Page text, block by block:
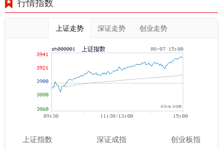
行情指数
上证走势 深证走势 创业走势
上证指数 深证成指 创业板指